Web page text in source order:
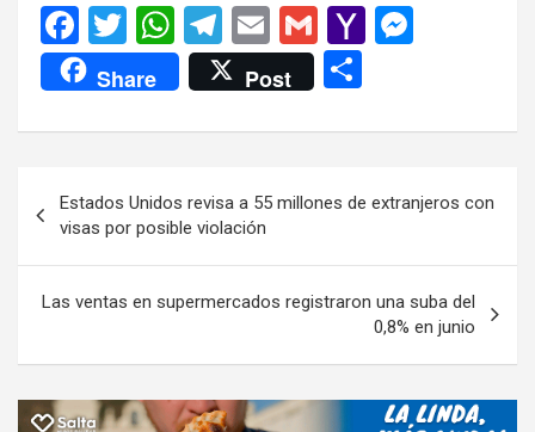
F
a
ce
b
o
k
T
wi
tt
er
W
h
at
s
p
p
T
el
e
gr
m
E
m
ail
G
m
ail
Y
o
M
ail
n
er
Share Post
m
ar
tir
de
entradas
Estados Unidos revisa a 55 millones de extranjeros con
visas por posible violación
Las ventas en supermercados registraron una suba del
0,8% en junio